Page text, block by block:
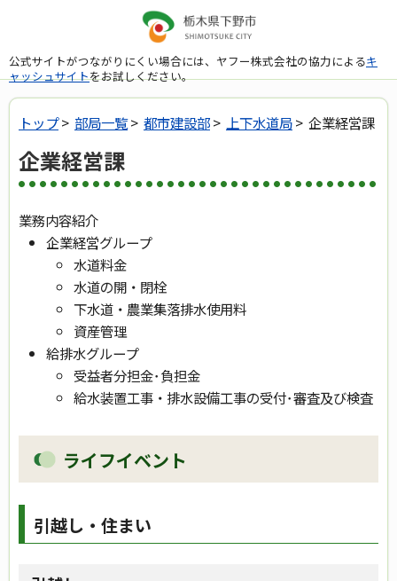
公式サイトがつながりにくい場合には、ヤフー株式会社の協力によるキ
ャッシュサイトをお試しください。
トップ> 部局一覧> 都市建設部> 上下水道局> 企業経営課
企業経営課
業務内容紹介
企業経営グループ
水道料金
水道の開・閉栓
下水道・農業集落排水使用料
資産管理
給排水グループ
受益者分担金･負担金
給水装置工事・排水設備工事の受付･審査及び検査
ライフイベント
引越し・住まい